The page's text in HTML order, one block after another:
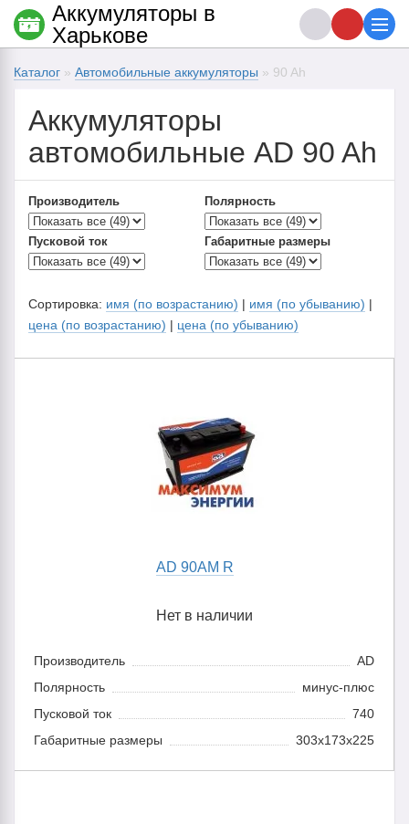
Каталог » Автомобильные аккумуляторы » 90 Ah
Аккумуляторы
автомобильные AD 90 Ah
Производитель Полярность
Пусковой ток Габаритные размеры
Сортировка: имя (по возрастанию) | имя (по убыванию) |
цена (по возрастанию) | цена (по убыванию)
AD 90AM R
Нет в наличии
Производитель
AD
Полярность
минус-плюс
Пусковой ток
740
Габаритные размеры
303x173x225
Аккумуляторы в
Харькове